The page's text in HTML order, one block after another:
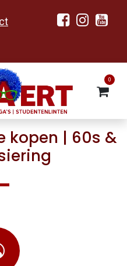
0
kopen | 60s &